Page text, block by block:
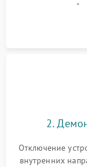
колодке.
конвекцией,
2.
Отключение
внутренних